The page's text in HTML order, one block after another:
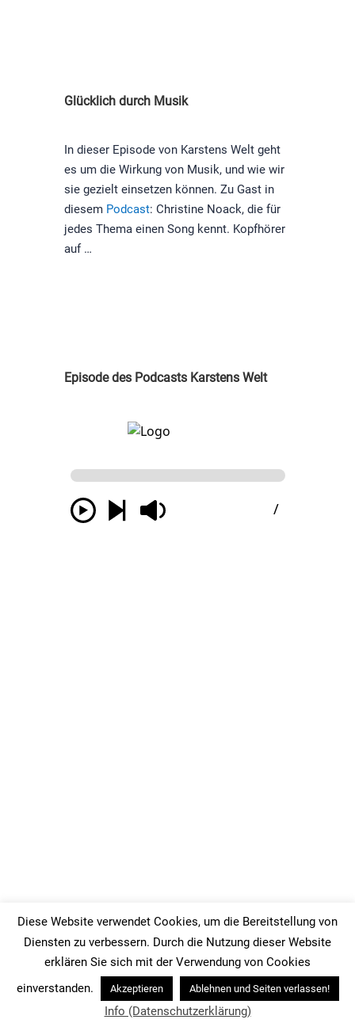
Glücklich durch Musik
In dieser Episode von Karstens Welt geht
es um die Wirkung von Musik, und wie wir
sie gezielt einsetzen können. Zu Gast in
diesem Podcast: Christine Noack, die für
jedes Thema einen Song kennt. Kopfhörer
auf …
Episode des Podcasts Karstens Welt
Antworten auf häufige Fragen
Was ist Musik?
Musik ist eine Kunstform, die durch
Diese Website verwendet Cookies, um die Bereitstellung von
Diensten zu verbessern. Durch die Nutzung dieser Website
erklären Sie sich mit der Verwendung von Cookies
einverstanden.
Akzeptieren Ablehnen und Seiten verlassen!
Info (Datenschutzerklärung)